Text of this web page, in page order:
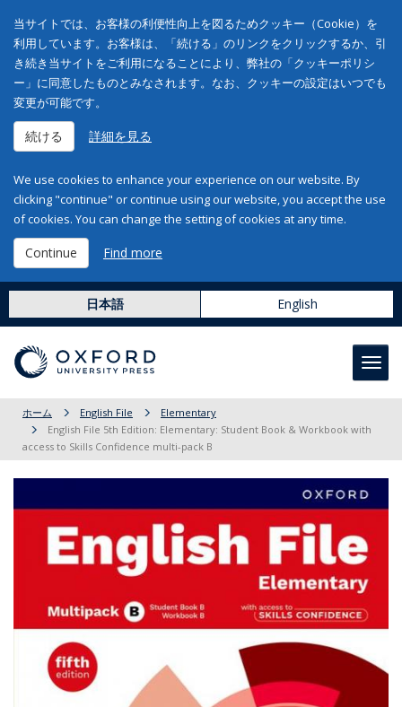
当サイトでは、お客様の利便性向上を図るためクッキー（Cookie）を
利用しています。お客様は、「続ける」のリンクをクリックするか、引
き続き当サイトをご利用になることにより、弊社の「クッキーポリシ
ー」に同意したものとみなされます。なお、クッキーの設定はいつでも
変更が可能です。
続ける 詳細を見る
We use cookies to enhance your experience on our website. By
clicking "continue" or continue using our website, you accept the use
of cookies. You can change the setting of cookies at any time.
Continue Find more
日本語 English
ホーム English File
Elementary
English File 5th Edition: Elementary: Student Book & Workbook with
access to Skills Confidence multi-pack B